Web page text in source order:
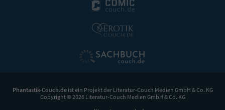
Phantastik-Couch.deist ein Projekt der Literatur-Couch Medien GmbH & Co. KG
Copyright © 2026 Literatur-Couch Medien GmbH & Co. KG